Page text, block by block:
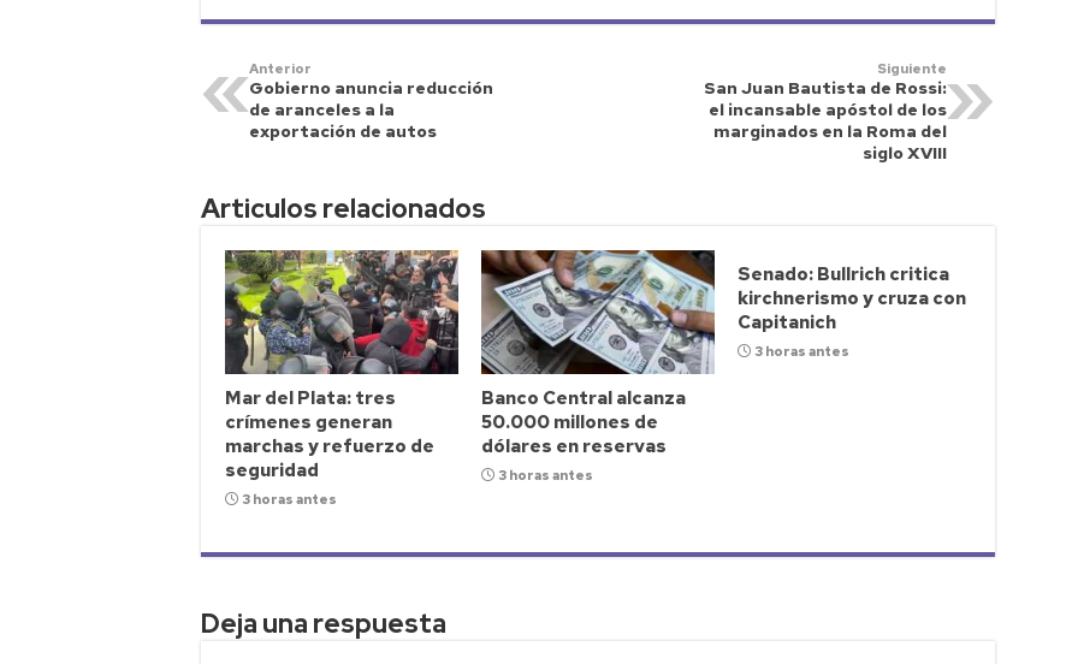
a
ts
A
p
it
er
p
Li
n
ai m
ar
Anterior
Gobierno anuncia reducción
de aranceles a la
exportación de autos
Siguiente
San Juan Bautista de Rossi:
el incansable apóstol de los
marginados en la Roma del
siglo XVIII
Articulos relacionados
Mar del Plata: tres
crímenes generan
marchas y refuerzo de
seguridad
3 horas antes
Banco Central alcanza
50.000 millones de
dólares en reservas
3 horas antes
Senado: Bullrich critica
kirchnerismo y cruza con
Capitanich
3 horas antes
Deja una respuesta